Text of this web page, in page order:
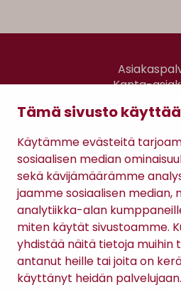
Tämä sivusto
Käytämme evästeitä
sosiaalisen median
sekä kävijämäärämme
jaamme sosiaalisen median,
analytiikka-alan
miten käytät sivustoamme.
yhdistää näitä tietoja muihin
antanut heille tai joita on
käyttänyt heidän palvelujaan.
Kanta-
Gomee